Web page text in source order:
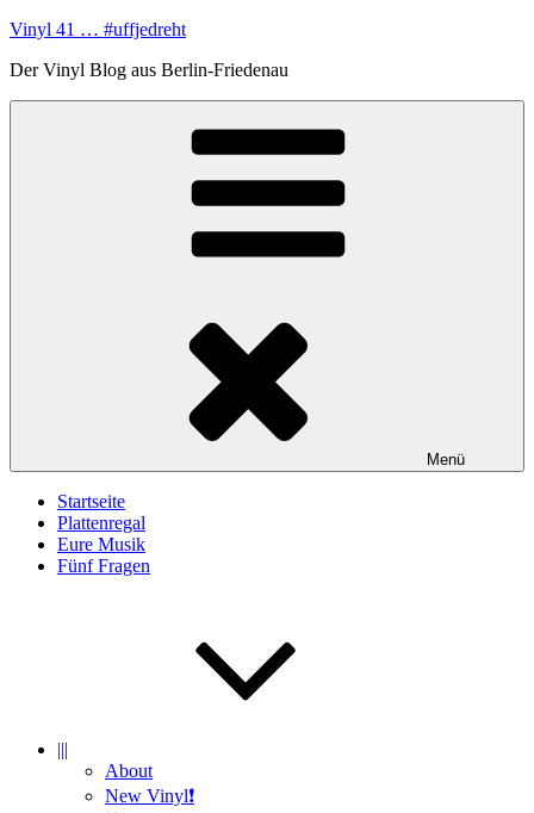
Zum
springen
Vinyl 41 … #uffjedreht
Der Vinyl Blog aus Berlin-Friedenau
Menü
Startseite
Plattenregal
Eure Musik
Fünf Fragen
|||
About
New Vinyl❗️